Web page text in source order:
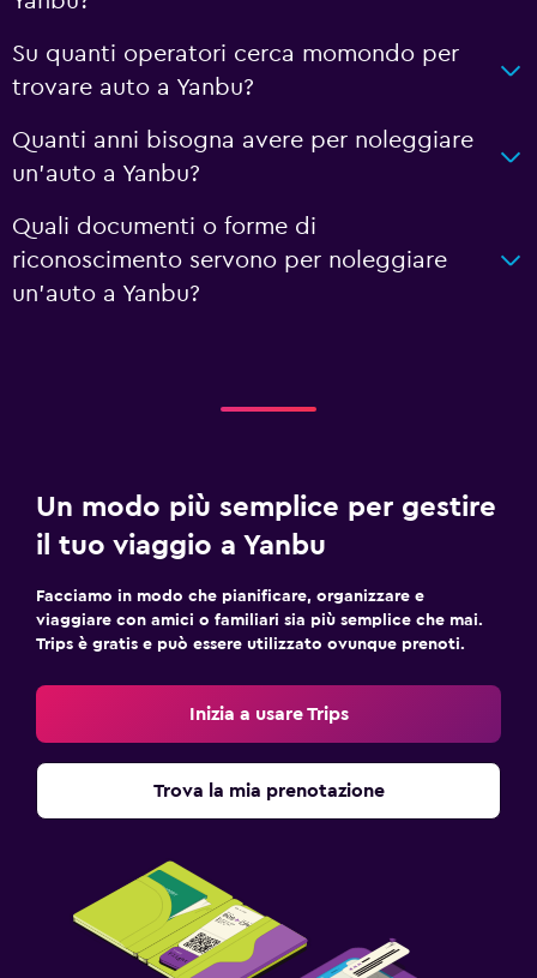
Su quanti operatori cerca momondo per
trovare auto a Yanbu?
Quanti anni bisogna avere per noleggiare
un'auto a Yanbu?
Quali documenti o forme di
riconoscimento servono per noleggiare
un'auto a Yanbu?
Un modo più semplice per gestire
il tuo viaggio a Yanbu
Facciamo in modo che pianificare, organizzare e
viaggiare con amici o familiari sia più semplice che mai.
Trips è gratis e può essere utilizzato ovunque prenoti.
Inizia a usare Trips
Trova la mia prenotazione